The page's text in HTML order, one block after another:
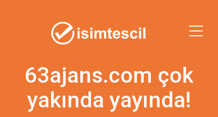
63ajans.com çok
yakında yayında!